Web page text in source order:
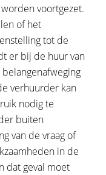
voortgezet.
of het
tot de
er bij de huur van
verhuurder kan
nodig te
buiten
van de vraag of
in de
dat geval moet